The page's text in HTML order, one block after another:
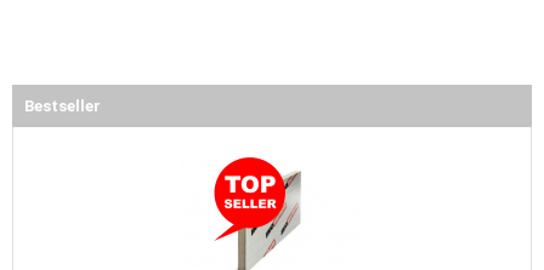
Bestseller